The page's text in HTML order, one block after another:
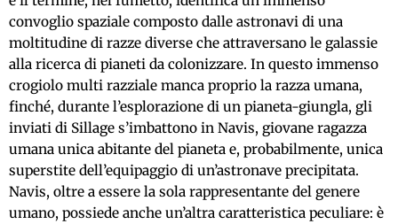
convoglio spaziale composto dalle astronavi di una
moltitudine di razze diverse che attraversano le galassie
alla ricerca di pianeti da colonizzare. In questo immenso
crogiolo multi razziale manca proprio la razza umana,
finché, durante l’esplorazione di un pianeta-giungla, gli
inviati di Sillage s’imbattono in Navis, giovane ragazza
umana unica abitante del pianeta e, probabilmente, unica
superstite dell’equipaggio di un’astronave precipitata.
Navis, oltre a essere la sola rappresentante del genere
umano, possiede anche un’altra caratteristica peculiare: è